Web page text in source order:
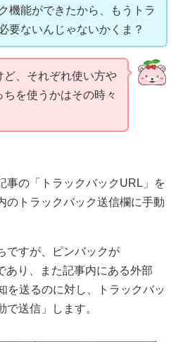
機能ができたから、もうトラ
要ないんじゃないかくま？
、それぞれ使い方や
を使うかはその時々
事の「トラックバックURL」を
のトラックバック送信欄に手動
ですが、ピンバックが
あり、また記事内にある外部
を送るのに対し、トラックバッ
で送信」します。